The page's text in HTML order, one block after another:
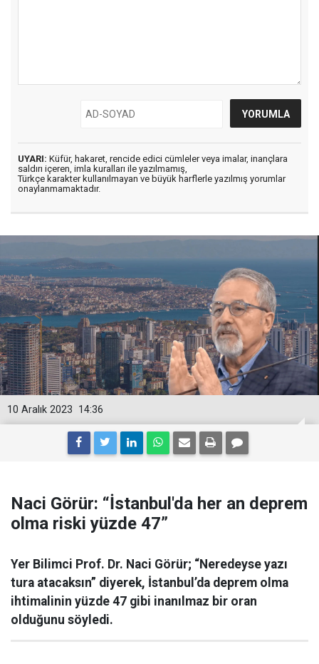
UYARI: Küfür, hakaret, rencide edici cümleler veya imalar, inançlara
saldırı içeren, imla kuralları ile yazılmamış,
Türkçe karakter kullanılmayan ve büyük harflerle yazılmış yorumlar
onaylanmamaktadır.
14:36
10 Aralık 2023
Naci Görür: “İstanbul'da her an deprem
olma riski yüzde 47”
Yer Bilimci Prof. Dr. Naci Görür; “Neredeyse yazı
tura atacaksın” diyerek, İstanbul’da deprem olma
ihtimalinin yüzde 47 gibi inanılmaz bir oran
olduğunu söyledi.